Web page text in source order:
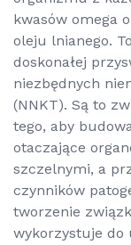
kwasów omega
oleju lnianego.
doskonałej
niezbędnych
(NNKT). Są to
tego, aby
otaczające
szczelnymi, a
czynników
tworzenie
wykorzystuje do